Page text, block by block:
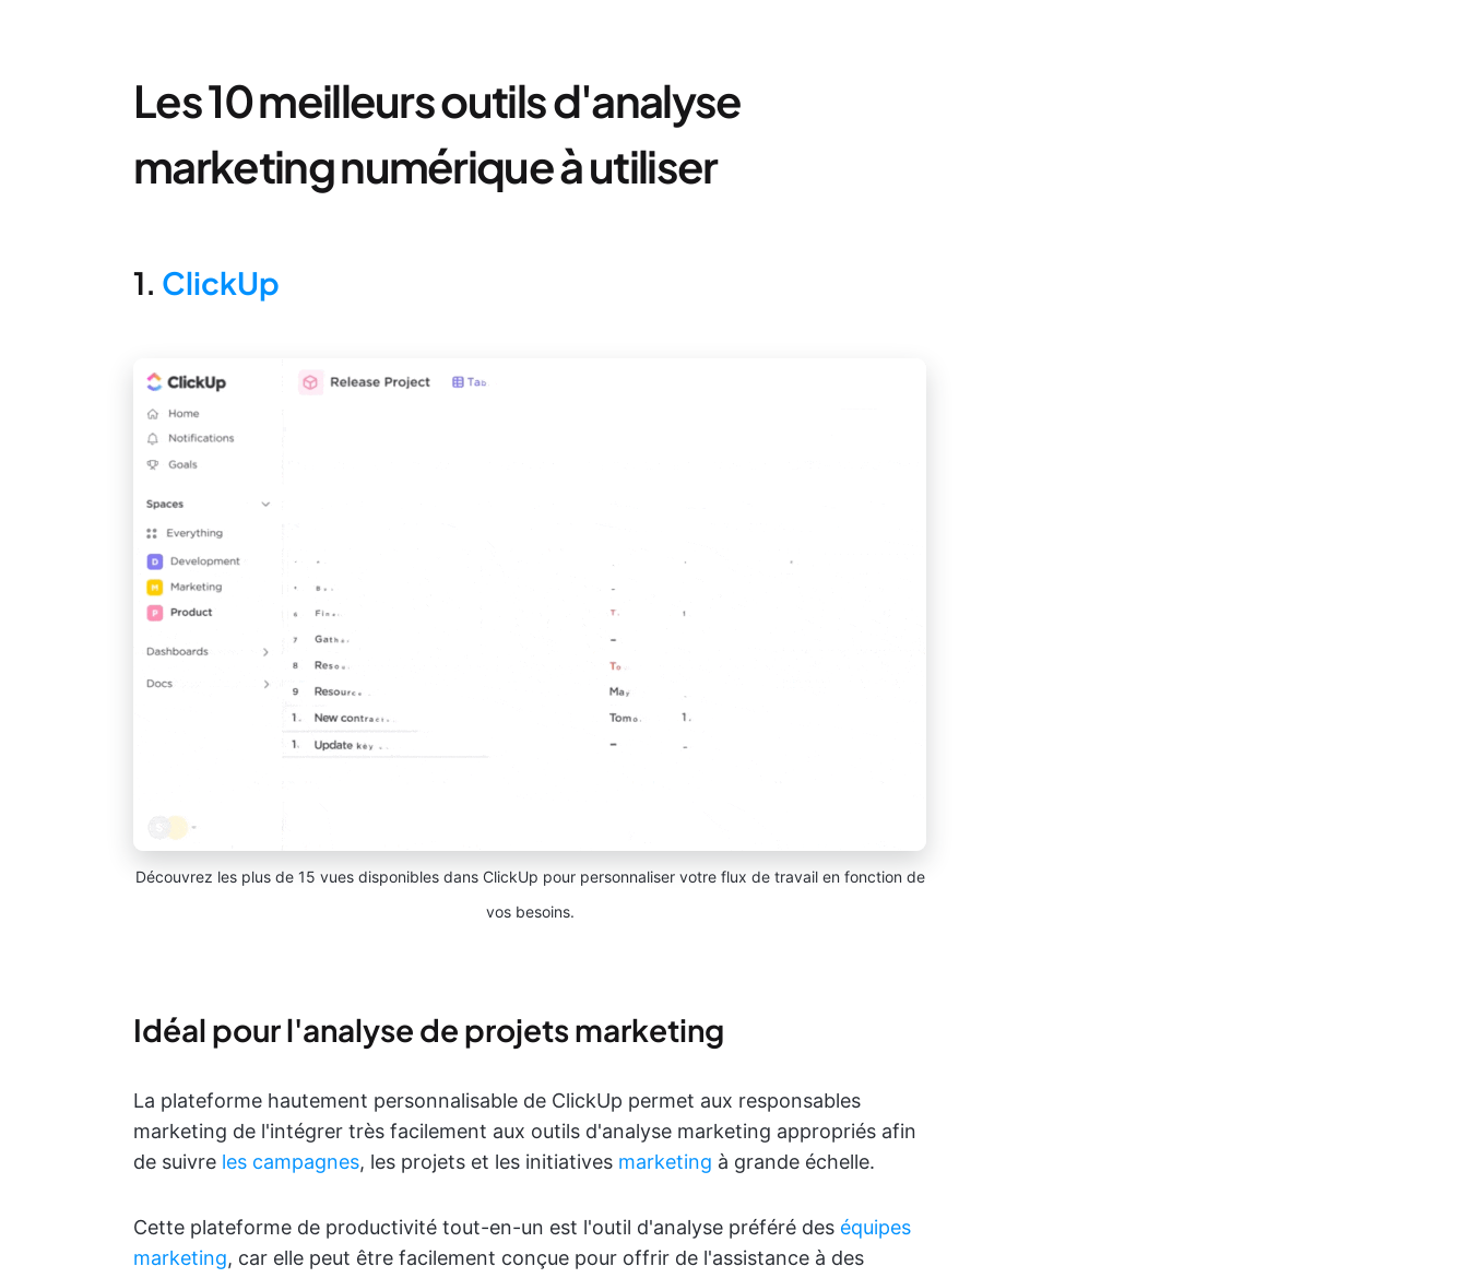
Les 10 meilleurs outils d'analyse
marketing numérique à utiliser
1. ClickUp
Découvrez les plus de 15 vues disponibles dans ClickUp pour personnaliser votre flux de travail en fonction de
vos besoins.
Idéal pour l'analyse de projets marketing
La plateforme hautement personnalisable de ClickUp permet aux responsables
marketing de l'intégrer très facilement aux outils d'analyse marketing appropriés afin
de suivre les campagnes, les projets et les initiatives marketing à grande échelle.
Cette plateforme de productivité tout-en-un est l'outil d'analyse préféré des équipes
marketing, car elle peut être facilement conçue pour offrir de l'assistance à des